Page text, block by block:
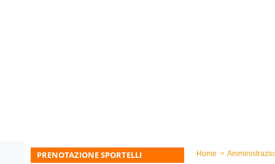
Home >
PRENOTAZIONE SPORTELLI